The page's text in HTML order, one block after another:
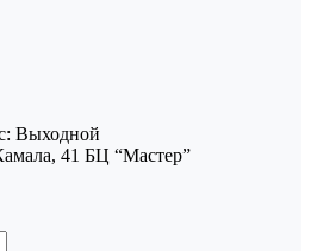
Выходной
41 БЦ “Мастер”